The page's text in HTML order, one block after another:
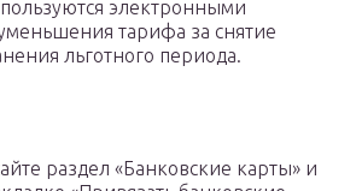
электронными
тарифа за снятие
льготного периода.
раздел «Банковские карты» и